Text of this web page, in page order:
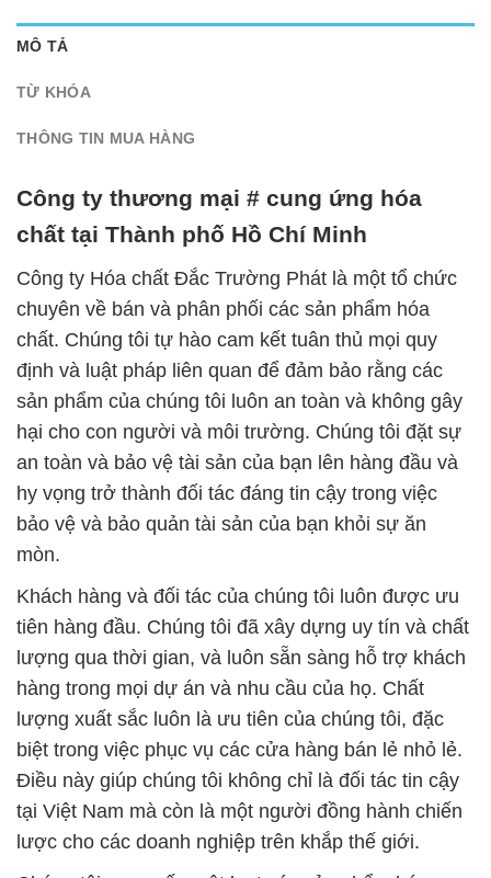
MÔ TẢ
TỪ KHÓA
THÔNG TIN MUA HÀNG
Công ty thương mại # cung ứng hóa
chất tại Thành phố Hồ Chí Minh
Công ty Hóa chất Đắc Trường Phát là một tổ chức
chuyên về bán và phân phối các sản phẩm hóa
chất. Chúng tôi tự hào cam kết tuân thủ mọi quy
định và luật pháp liên quan để đảm bảo rằng các
sản phẩm của chúng tôi luôn an toàn và không gây
hại cho con người và môi trường. Chúng tôi đặt sự
an toàn và bảo vệ tài sản của bạn lên hàng đầu và
hy vọng trở thành đối tác đáng tin cậy trong việc
bảo vệ và bảo quản tài sản của bạn khỏi sự ăn
mòn.
Khách hàng và đối tác của chúng tôi luôn được ưu
tiên hàng đầu. Chúng tôi đã xây dựng uy tín và chất
lượng qua thời gian, và luôn sẵn sàng hỗ trợ khách
hàng trong mọi dự án và nhu cầu của họ. Chất
lượng xuất sắc luôn là ưu tiên của chúng tôi, đặc
biệt trong việc phục vụ các cửa hàng bán lẻ nhỏ lẻ.
Điều này giúp chúng tôi không chỉ là đối tác tin cậy
tại Việt Nam mà còn là một người đồng hành chiến
lược cho các doanh nghiệp trên khắp thế giới.